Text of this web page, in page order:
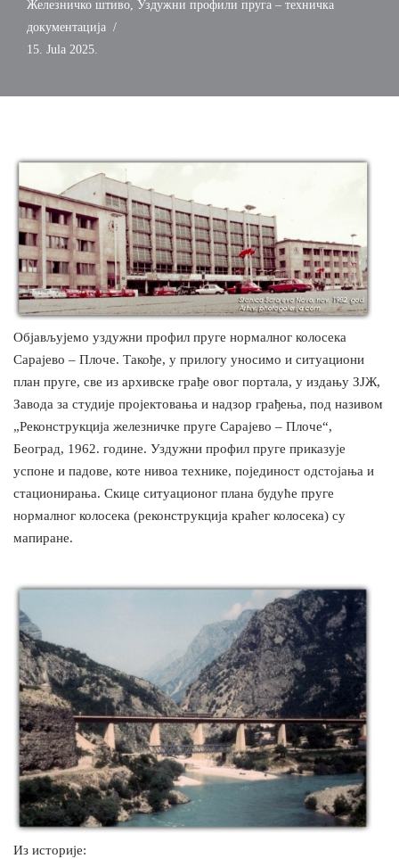
Железничко штиво Уздужни профили пруга – техничка
документација
15. Jula 2025.
Објављујемо уздужни профил пруге нормалног колосека
Сарајево – Плоче. Такође, у прилогу уносимо и ситуациони
план пруге, све из архивске грађе овог портала, у издању ЗЈЖ,
Завода за студије пројектовања и надзор грађења, под називом
„Реконструкција железничке пруге Сарајево – Плоче“,
Београд, 1962. године. Уздужни профил пруге приказује
успоне и падове, коте нивоа технике, појединост одстојања и
стационирања. Скице ситуационог плана будуће пруге
нормалног колосека (реконструкција краћег колосека) су
мапиране.
Из историје: